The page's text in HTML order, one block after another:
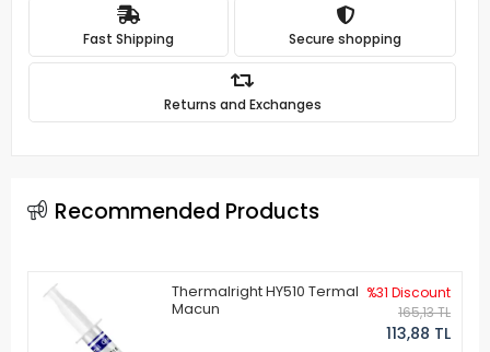
Fast Shipping Secure shopping
Returns and Exchanges
Recommended Products
Thermalright HY510 Termal
Macun
%31 Discount
165,13 TL
113,88 TL